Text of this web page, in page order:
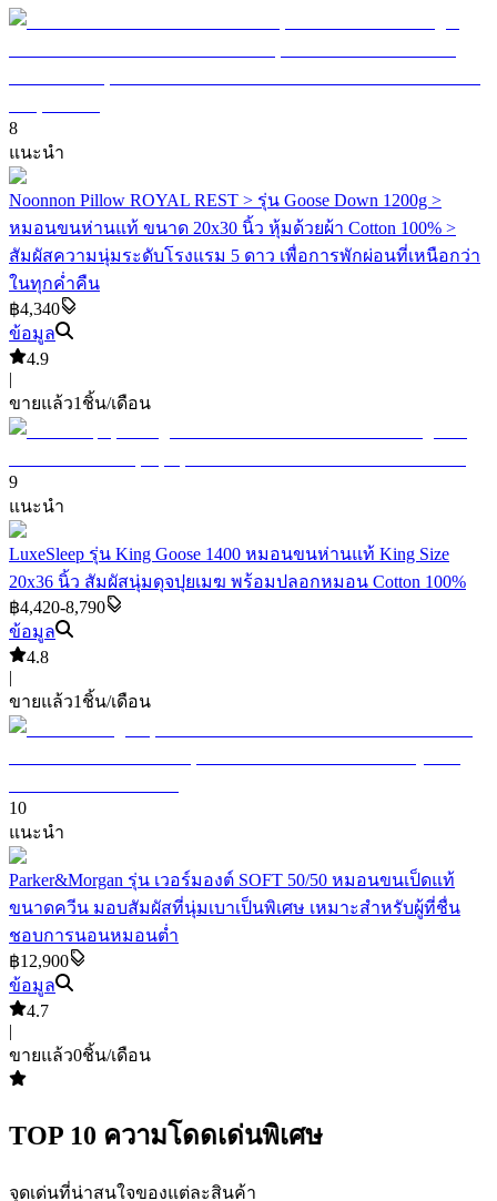
8
แนะนำ
Noonnon Pillow ROYAL REST > รุ่น Goose Down 1200g >
หมอนขนห่านแท้ ขนาด 20x30 นิ้ว หุ้มด้วยผ้า Cotton 100% >
สัมผัสความนุ่มระดับโรงแรม 5 ดาว เพื่อการพักผ่อนที่เหนือกว่า
ในทุกค่ำคืน
฿4,340
ข้อมูล
4.9
|
ขายแล้ว1 ชิ้น/เดือน
9
แนะนำ
LuxeSleep รุ่น King Goose 1400 หมอนขนห่านแท้ King Size
20x36 นิ้ว สัมผัสนุ่มดุจปุยเมฆ พร้อมปลอกหมอน Cotton 100%
฿4,420-8,790
ข้อมูล
4.8
|
ขายแล้ว1 ชิ้น/เดือน
10
แนะนำ
Parker&Morgan รุ่น เวอร์มองต์ SOFT 50/50 หมอนขนเป็ดแท้
ขนาดควีน มอบสัมผัสที่นุ่มเบาเป็นพิเศษ เหมาะสำหรับผู้ที่ชื่น
ชอบการนอนหมอนต่ำ
฿12,900
ข้อมูล
4.7
|
ขายแล้ว0ชิ้น/เดือน
TOP 10 ความโดดเด่นพิเศษ
จุดเด่นที่น่าสนใจของแต่ละสินค้า